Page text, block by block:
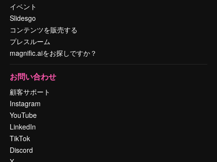
イベント
Slidesgo
コンテンツを販売する
プレスルーム
magnific.aiをお探しですか？
お問い合わせ
顧客サポート
Instagram
YouTube
LinkedIn
TikTok
Discord